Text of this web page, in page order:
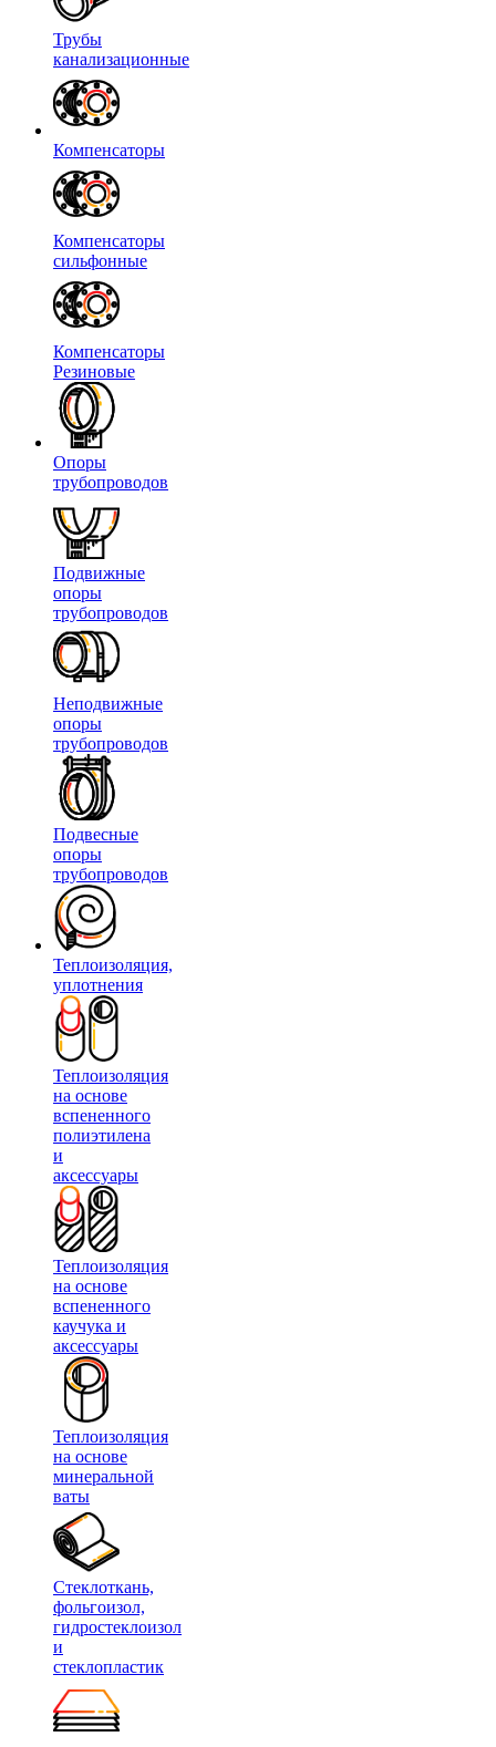
Трубы
канализационные
Компенсаторы
Компенсаторы
сильфонные
Компенсаторы
Резиновые
Опоры
трубопроводов
Подвижные
опоры
трубопроводов
Неподвижные
опоры
трубопроводов
Подвесные
опоры
трубопроводов
Теплоизоляция,
уплотнения
Теплоизоляция
на основе
вспененного
полиэтилена
и
аксессуары
Теплоизоляция
на основе
вспененного
каучука и
аксессуары
Теплоизоляция
на основе
минеральной
ваты
Стеклоткань,
фольгоизол,
гидростеклоизол
и
стеклопластик